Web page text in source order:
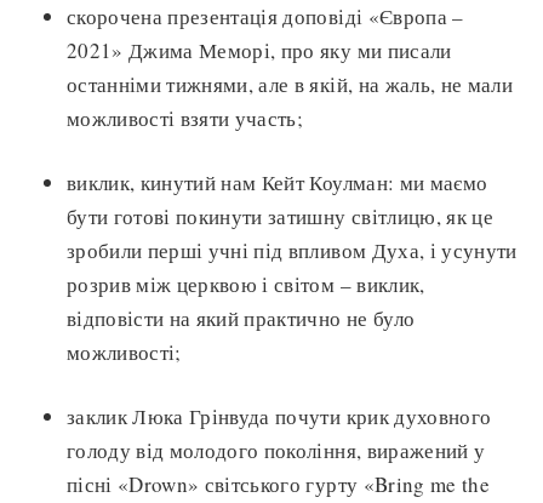
скорочена презентація доповіді «Європа –
2021» Джима Меморі, про яку ми писали
останніми тижнями, але в якій, на жаль, не мали
можливості взяти участь;
виклик, кинутий нам Кейт Коулман: ми маємо
бути готові покинути затишну світлицю, як це
зробили перші учні під впливом Духа, і усунути
розрив між церквою і світом – виклик,
відповісти на який практично не було
можливості;
заклик Люка Грінвуда почути крик духовного
голоду від молодого покоління, виражений у
пісні «Drown» світського гурту «Bring me the